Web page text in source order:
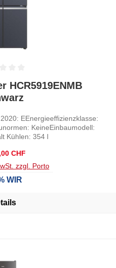
von 0 von 5 Sternen
HCR5919ENMB
EEnergieeffizienzklasse:
KeineEinbaumodell:
Kühlen: 354 l
Preis:
CHF
zzgl. Porto
WIR